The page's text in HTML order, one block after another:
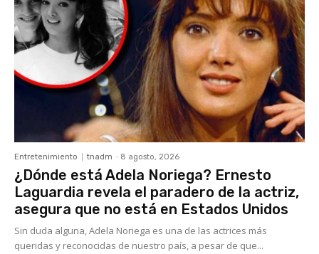
Entretenimiento tnadm - 8 agosto, 2026
¿Dónde está Adela Noriega? Ernesto
Laguardia revela el paradero de la actriz,
asegura que no está en Estados Unidos
Sin duda alguna, Adela Noriega es una de las actrices más
queridas y reconocidas de nuestro país, a pesar de que...